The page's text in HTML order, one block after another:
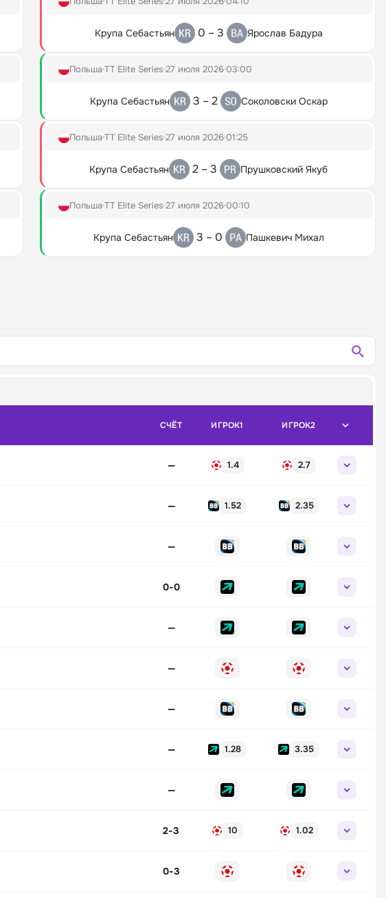
Крупа Себастьян 0 – 3 Ярослав Бадура
ПольшаTT Elite Series 27 июля 202603:00
Крупа Себастьян 3 – 2 Соколовски Оскар
ПольшаTT Elite Series 27 июля 202601:25
Крупа Себастьян 2 – 3 Прушковский Якуб
ПольшаTT Elite Series 27 июля 202600:10
Крупа Себастьян 3 – 0 Пашкевич Михал
СЧЁТ ИГРОК1 ИГРОК2
— 1.4 2.7
— 1.52 2.35
—
0-0
—
—
—
— 1.28 3.35
—
2-3 10 1.02
0-3